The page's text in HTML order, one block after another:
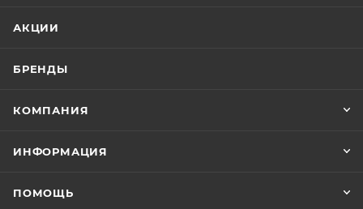
АКЦИИ
БРЕНДЫ
КОМПАНИЯ
ИНФОРМАЦИЯ
ПОМОЩЬ